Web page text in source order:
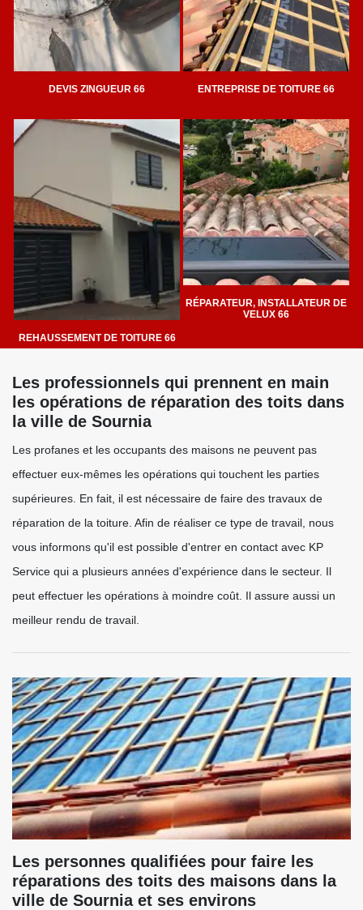
DEVIS ZINGUEUR 66 ENTREPRISE DE TOITURE 66
REHAUSSEMENT DE TOITURE 66
RÉPARATEUR, INSTALLATEUR DE
VELUX 66
Les professionnels qui prennent en main
les opérations de réparation des toits dans
la ville de Sournia
Les profanes et les occupants des maisons ne peuvent pas
effectuer eux-mêmes les opérations qui touchent les parties
supérieures. En fait, il est nécessaire de faire des travaux de
réparation de la toiture. Afin de réaliser ce type de travail, nous
vous informons qu'il est possible d'entrer en contact avec KP
Service qui a plusieurs années d'expérience dans le secteur. Il
peut effectuer les opérations à moindre coût. Il assure aussi un
meilleur rendu de travail.
Les personnes qualifiées pour faire les
réparations des toits des maisons dans la
ville de Sournia et ses environs